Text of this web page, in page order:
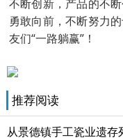
不断创新，产品的不
勇敢向前，不断努力
友们“一路躺赢”！
推荐阅读
从景德镇手工瓷业遗存